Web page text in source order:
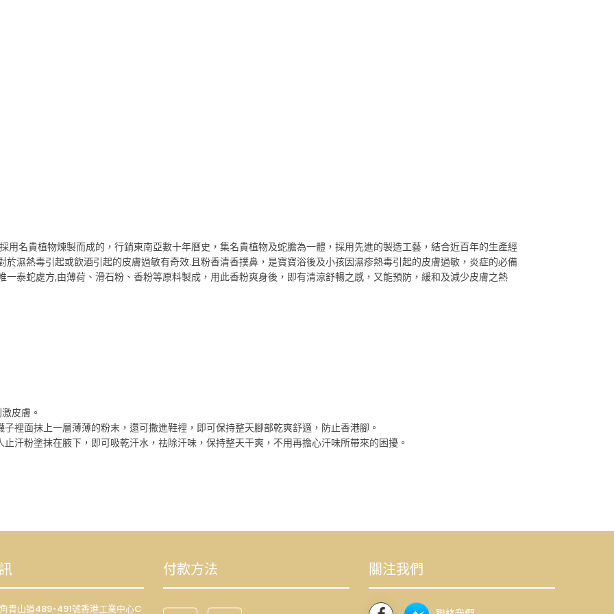
用名貴植物煉製而成的，行銷東南亞數十年曆史，集名貴植物及蛇膽為一體，採用先進的製造工藝，結合近百年的生產經
濕熱毒引起或飲酒引起的皮膚過敏有奇效.且粉香清香撲鼻，是寶寶浴後及小孩因濕疹熱毒引起的皮膚過敏，炎症的必備
泰蛇處方,由薄荷、滑石粉、香粉等原料製成，用此香粉爽身後，即有清涼舒暢之感，又能預防，緩和及減少皮膚之熱
皮膚。
裡面抹上一層薄薄的粉末，還可撒進鞋裡，即可保持整天腳部乾爽舒適，防止香港腳。
汗粉塗抹在腋下，即可吸乾汗水，祛除汗味，保持整天干爽，不用再擔心汗味所帶來的困擾。
青山道489-491號香港工業中心C
付款方法 關注我們